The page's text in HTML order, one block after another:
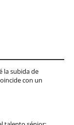
la subida de
con un